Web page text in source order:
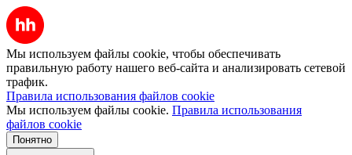
Мы используем файлы cookie, чтобы обеспечивать
правильную работу нашего веб-сайта и анализировать сетевой
трафик.
Правила использования файлов cookie
Мы используем файлы cookie. Правила использования
файлов cookie
Понятно